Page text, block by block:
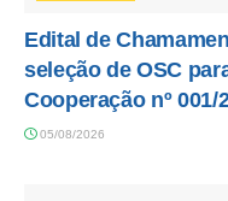
Edital de
seleção de OSC
Cooperação nº 001/
05/08/2026